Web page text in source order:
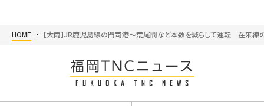
HOME 【大雨】JR鹿児島線の門司港～荒尾間など本数を減らして運転 在来